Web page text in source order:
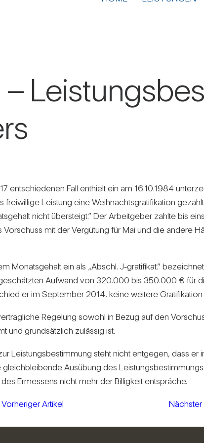
ent­schie­denen Fall ent­hielt ein am 16.10.1984
Leis­tung eine Weih­nachts­gra­ti­fi­ka­tion
nicht über­steigt.” Der Arbeit­geber zahlte bis
mit der Ver­gü­tung für Mai und die andere
Monats­ge­halt ein als „Abschl. J‑gratifikat.”
Auf­wand von 320.000 bis 350.000 € für
er im Sep­tember 2014, keine wei­tere
Rege­lung sowohl in Bezug auf den
und grund­sätz­lich zulässig ist.
Leis­tungs­be­stim­mung steht nicht ent­gegen, dass er
Aus­übung des
Ermes­sens nicht mehr der Bil­lig­keit ent­spräche.
Vorheriger Artikel Nächster